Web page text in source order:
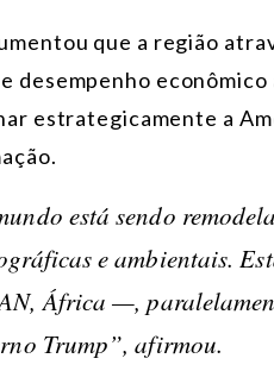
que a região
desempenho
estrategicamente a
está sendo
e ambientais.
África —,
Trump”, afirmou.